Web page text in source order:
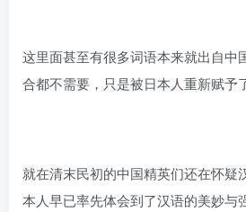
这里面甚至有很多词语本来就出自中
合都不需要，只是被日本人重新赋予
就在清末民初的中国精英们还在怀疑
本人早已率先体会到了汉语的美妙与